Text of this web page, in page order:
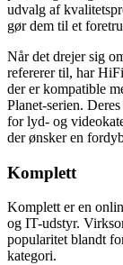
udvalg af
gør dem til et
Når det drejer sig
refererer til, har
der er kompatible
Planet-serien.
for lyd- og
der ønsker en
Komplett
Komplett er en
og IT-udstyr.
popularitet blandt
kategori.